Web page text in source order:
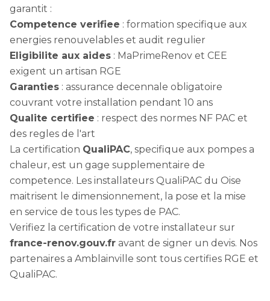
garantit :
Competence verifiee : formation specifique aux
energies renouvelables et audit regulier
Eligibilite aux aides : MaPrimeRenov et CEE
exigent un artisan RGE
Garanties : assurance decennale obligatoire
couvrant votre installation pendant 10 ans
Qualite certifiee : respect des normes NF PAC et
des regles de l'art
La certification QualiPAC, specifique aux pompes a
chaleur, est un gage supplementaire de
competence. Les installateurs QualiPAC du Oise
maitrisent le dimensionnement, la pose et la mise
en service de tous les types de PAC.
Verifiez la certification de votre installateur sur
france-renov.gouv.fr avant de signer un devis. Nos
partenaires a Amblainville sont tous certifies RGE et
QualiPAC.